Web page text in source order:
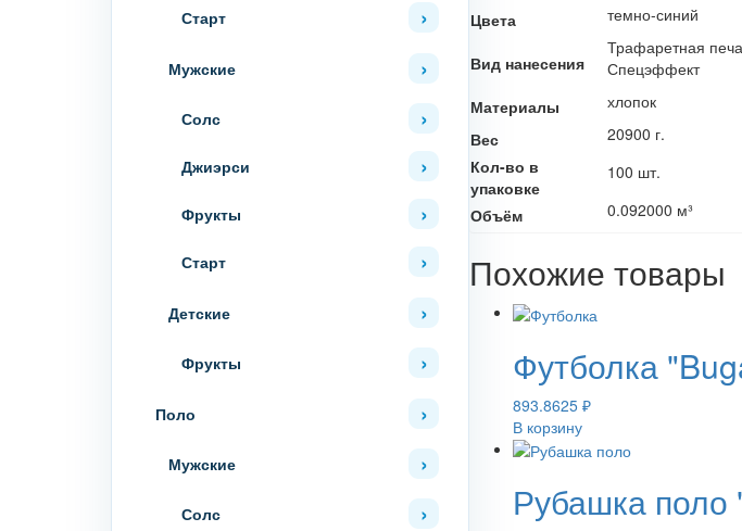
Старт
Мужские
Солс
Джиэрси
Фрукты
Старт
Детские
Фрукты
Поло
Мужские
Солс
Цвета темно-синий
Вид нанесения
Трафаретная
Спецэффект
Материалы
хлопок
Вес
20900 г.
Кол-во в
упаковке
100 шт.
Объём
0.092000 м³
Похожие товары
Футболка
893.8625 ₽
В корзину
Рубашка поло